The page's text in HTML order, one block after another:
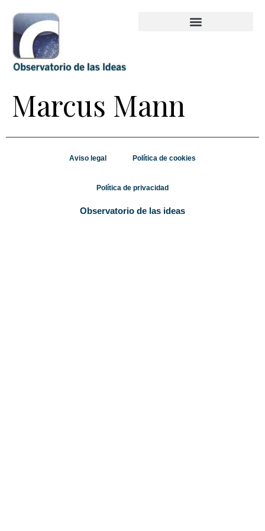
Marcus Mann
Aviso legal Política de cookies
Política de privacidad
Observatorio de las ideas